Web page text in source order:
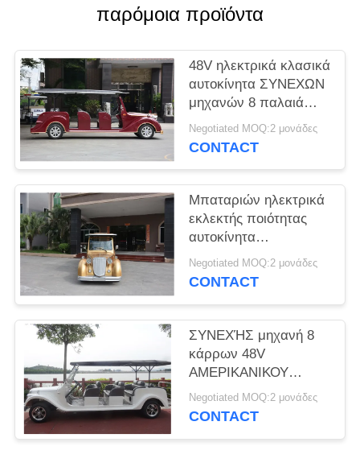
SITEMAP
ΠΟΛΙΤΙΚΉ
ΑΠΟΡΡΉΤΟΥ
παρόμοια προϊόντα
48V ηλεκτρικά κλασικά
αυτοκίνητα ΣΥΝΕΧΩΝ
μηχανών 8 παλαιά
κάρρα γκολφ
προσώπων για τη VIP
Negotiated MOQ:2 μονάδες
CONTACT
Μπαταριών ηλεκτρικά
εκλεκτής ποιότητας
αυτοκίνητα
λεωφορείων Powerd
μίνι με το σύστημα
αριστερή οδήγηση
Negotiated MOQ:2 μονάδες
CONTACT
ΣΥΝΕΧΉΣ μηχανή 8
κάρρων 48V
ΑΜΕΡΙΚΑΝΙΚΟΥ
δημοφιλής κλασική
γκολφ ηλεκτρικό
Negotiated MOQ:2 μονάδες
CONTACT